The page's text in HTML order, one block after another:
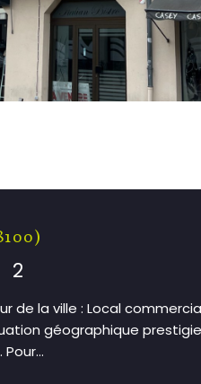
2
de la ville : Local
géographique